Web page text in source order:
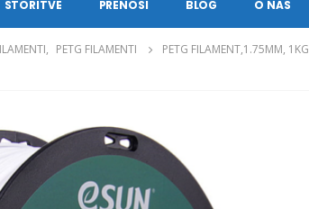
STORITVE PRENOSI BLOG O NAS
, PETG FILAMENTI PETG FILAMENT,1.75MM, 1KG